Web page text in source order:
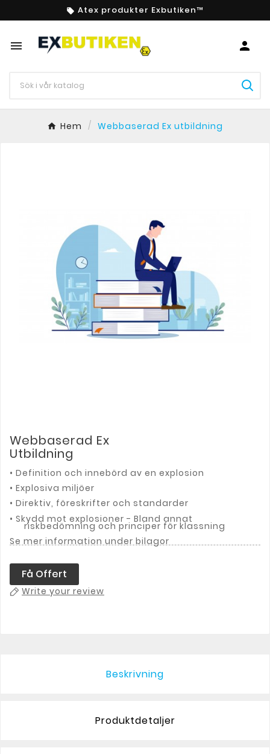
 Atex produkter Exbutiken™
 
Hem Webbaserad Ex utbildning
Webbaserad Ex
Utbildning
• Definition och innebörd av en explosion
• Explosiva miljöer
• Direktiv, föreskrifter och standarder
• Skydd mot explosioner - Bland annat
riskbedömning och principer för klassning
Se mer information under bilagor
Få Offert
Write your review
Beskrivning
Produktdetaljer